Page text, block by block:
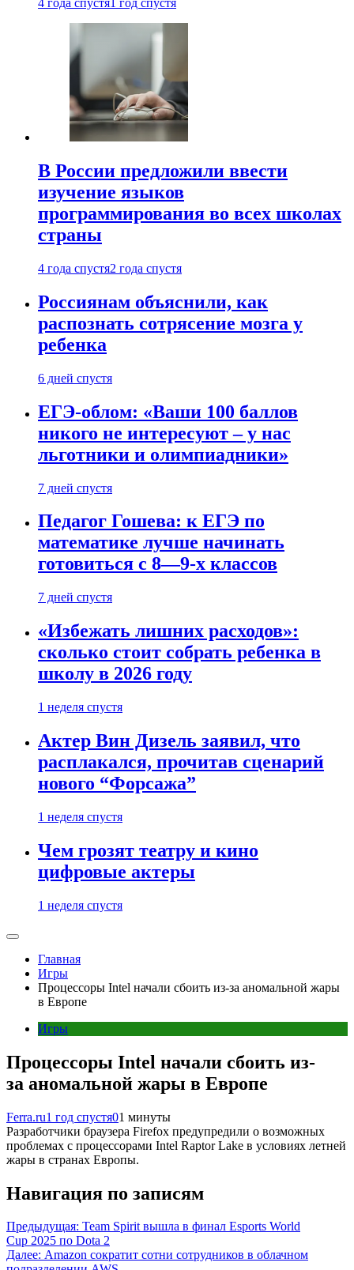
4 года спустя 1 год спустя
В России предложили ввести
изучение языков
программирования во всех школах
страны
4 года спустя2 года спустя
Россиянам объяснили, как
распознать сотрясение мозга у
ребенка
6 дней спустя
ЕГЭ-облом: «Ваши 100 баллов
никого не интересуют – у нас
льготники и олимпиадники»
7 дней спустя
Педагог Гошева: к ЕГЭ по
математике лучше начинать
готовиться с 8—9-х классов
7 дней спустя
«Избежать лишних расходов»:
сколько стоит собрать ребенка в
школу в 2026 году
1 неделя спустя
Актер Вин Дизель заявил, что
расплакался, прочитав сценарий
нового “Форсажа”
1 неделя спустя
Чем грозят театру и кино
цифровые актеры
1 неделя спустя
Главная
Игры
Процессоры Intel начали сбоить из-за аномальной жары
в Европе
Игры
Процессоры Intel начали сбоить из-
за аномальной жары в Европе
Ferra.ru1 год спустя01 минуты
Разработчики браузера Firefox предупредили о возможных
проблемах с процессорами Intel Raptor Lake в условиях летней
жары в странах Европы.
Навигация по записям
Предыдущая: Team Spirit вышла в финал Esports World
Cup 2025 по Dota 2
Далее: Amazon сократит сотни сотрудников в облачном